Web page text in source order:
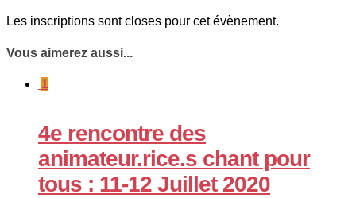
Les inscriptions sont closes pour cet évènement.
Vous aimerez aussi...
1
4e rencontre des
animateur.rice.s chant pour
tous : 11-12 Juillet 2020